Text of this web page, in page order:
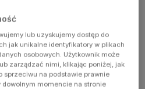
lub uzyskujemy dostęp do
jak unikalne identyfikatory w plikach
osobowych. Użytkownik może
zarządzać nimi, klikając poniżej, jak
sprzeciwu na podstawie prawnie
momencie na stronie